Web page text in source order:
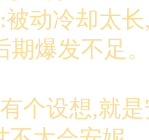
动冷却太
期爆发不足
个设想,就